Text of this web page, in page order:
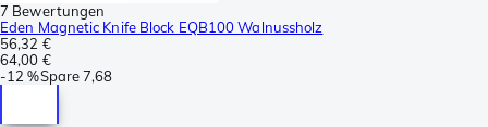
7 Bewertungen
Eden Magnetic Knife Block EQB100 Walnussholz
56,32 €
64,00 €
-12 %Spare7,68